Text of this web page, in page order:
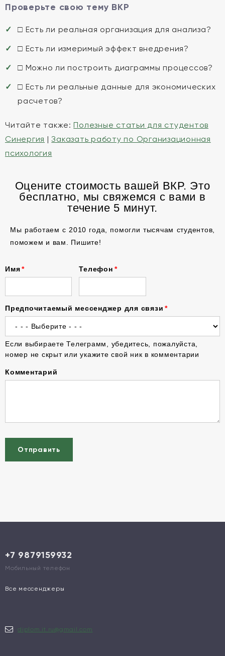
Проверьте свою тему ВКР
□ Есть ли реальная организация для анализа?
□ Есть ли измеримый эффект внедрения?
□ Можно ли построить диаграммы процессов?
□ Есть ли реальные данные для экономических
расчетов?
Читайте также:Полезные статьи для студентов
Синергия |Заказать работу по Организационная
психология
Оцените стоимость вашей ВКР. Это
бесплатно, мы свяжемся с вами в
течение 5 минут.
Мы работаем с 2010 года, помогли тысячам студентов,
поможем и вам. Пишите!
Имя Телефон
Предпочитаемый мессенджер для связи
Если выбираете Телеграмм, убедитесь, пожалуйста,
номер не скрыт или укажите свой ник в комментарии
Комментарий
Отправить
+7 9879159932
Мобильный телефон
Все мессенджеры
diplom.it.ru@gmail.com